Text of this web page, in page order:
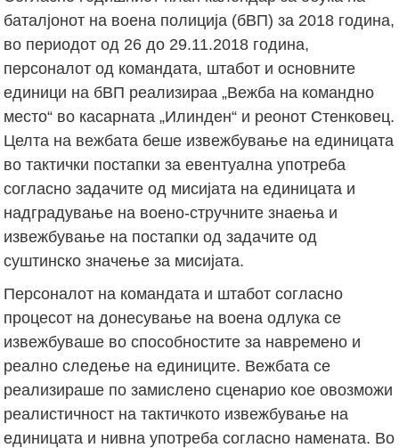
баталјонот на воена полиција (бВП) за 2018 година,
во периодот од 26 до 29.11.2018 година,
персоналот од командата, штабот и основните
единици на бВП реализираа „Вежба на командно
место“ во касарната „Илинден“ и реонот Стенковец.
Целта на вежбата беше извежбување на единицата
во тактички постапки за евентуална употреба
согласно задачите од мисијата на единицата и
надградување на воено-стручните знаења и
извежбување на постапки од задачите од
суштинско значење за мисијата.
Персоналот на командата и штабот согласно
процесот на донесување на воена одлука се
извежбуваше во способностите за навремено и
реално следење на единиците. Вежбата се
реализираше по замислено сценарио кое овозможи
реалистичност на тактичкото извежбување на
единицата и нивна употреба согласно намената. Во